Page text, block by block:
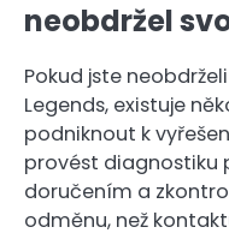
neobdržel
Pokud jste
Legends, existuje
podniknout k
provést diagnostiku
doručením a
odměnu, než